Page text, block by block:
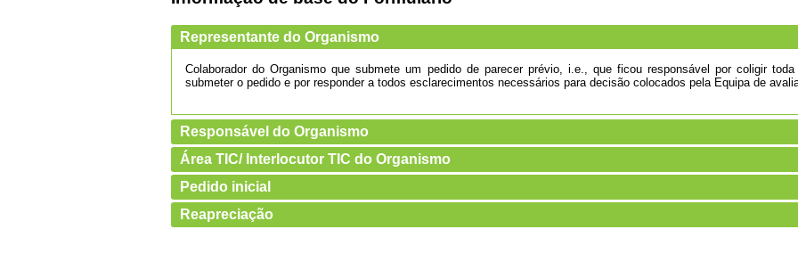
Representante do Organismo
Colaborador do Organismo que submete um pedido de parecer prévio, i.e., que ficou responsável por coligir
submeter o pedido e por responder a todos esclarecimentos necessários para decisão colocados pela Equipa de
Responsável do Organismo
Área TIC/ Interlocutor TIC do Organismo
Pedido inicial
Reapreciação